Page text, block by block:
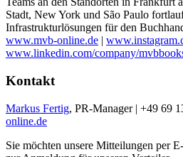
Stadt, New York und São Paulo
Infrastrukturlösungen für den
www.mvb-online.de |
www.linkedin.com/company/
Kontakt
Markus Fertig, PR-Manager | +49 69
online.de
Sie möchten unsere Mitteilungen per